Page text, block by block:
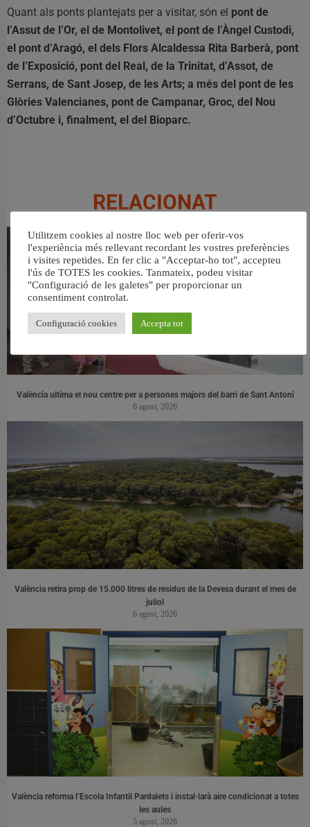
Quant als ponts plantejats per a visitar, són el pont de
l’Assut de l’Or, el de Montolivet, el pont de l’Àngel Custodi,
el pont d’Aragó, el dels Flors Alcaldessa Rita Barberà, pont
de l’Exposició, pont del Real, de la Trinitat, d’Assot, de
Serrans, de Sant Josep, de les Arts; a més del pont de les
Glòries Valencianes, pont de Campanar, Groc, del Nou
d’Octubre i, finalment, el del Bioparc.
RELACIONAT
València ultima el nou centre per a persones majors del barri de Sant Antoni
6 agost, 2026
València retira prop de 15.000 litres de residus de la Devesa durant el mes de
juliol
6 agost, 2026
València reforma l’Escola Infantil Pardalets i instal·larà aire condicionat a totes
les aules
5 agost, 2026
Utilitzem cookies al nostre lloc web per oferir-vos
l'experiència més rellevant recordant les vostres preferències
i visites repetides. En fer clic a "Acceptar-ho tot", accepteu
l'ús de TOTES les cookies. Tanmateix, podeu visitar
"Configuració de les galetes" per proporcionar un
consentiment controlat.
Configuració cookies Accepta tot